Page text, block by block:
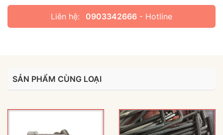
Liên hệ: 0903342666 - Hotline
SẢN PHẨM CÙNG LOẠI